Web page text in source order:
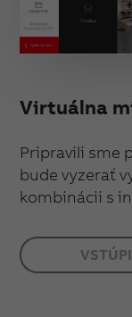
Virtuálna
Pripravili sme
bude vyzerať
kombinácii s